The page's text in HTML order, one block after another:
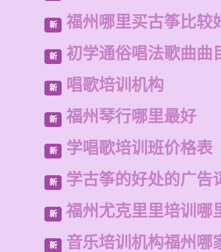
新 福州哪里买古筝比较
新 初学通俗唱法歌曲曲
新 唱歌培训机构
新 福州琴行哪里最好
新 学唱歌培训班价格表
新 学古筝的好处的广告
新 福州尤克里里培训哪
新 音乐培训机构福州哪